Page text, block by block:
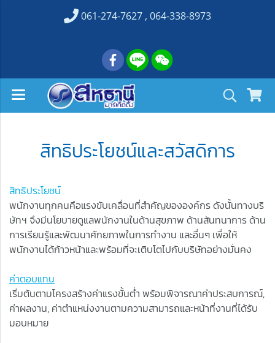
061-274-7627 , 064-338-8973
สิทธิประโยชน์และสวัสดิการ
สิทธิประโยชน์
พนักงานทุกคนคือแรงขับเคลื่อนที่สำคัญขององค์กร ดังนั้นทางบริ
ษัทฯ จึงมีนโยบายดูแลพนักงานในด้านสุขภาพ ด้านสันทนาการ ด้าน
การเรียนรู้และพัฒนาศักยภาพในการทำงาน และอื่นๆ เพื่อให้
พนักงานได้ก้าวหน้าและพร้อมที่จะเติบโตไปกับบริษัทอย่างมั่นคง
ค่าตอบแทน
เริ่มต้นตามโครงสร้างค่าแรงขั้นต่ำ พร้อมพิจารณาค่าประสบการณ์,
ค่าผลงาน, ค่าตำแหน่งงานตามความสามารถและหน้าที่งานที่ได้รับ
มอบหมาย